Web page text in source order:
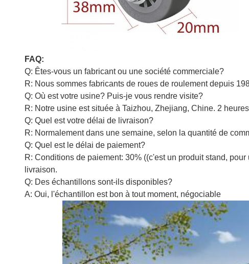
FAQ:
Q: Êtes-vous un fabricant ou une société commerciale?
R: Nous sommes fabricants de roues de roulement depuis
Q: Où est votre usine? Puis-je vous rendre visite?
R: Notre usine est située à Taizhou, Zhejiang, Chine. 2
Q: Quel est votre délai de livraison?
R: Normalement dans une semaine, selon la quantité de
Q: Quel est le délai de paiement?
R: Conditions de paiement: 30% ((c'est un produit stand,
livraison.
Q: Des échantillons sont-ils disponibles?
A: Oui, l'échantillon est bon à tout moment, négociable